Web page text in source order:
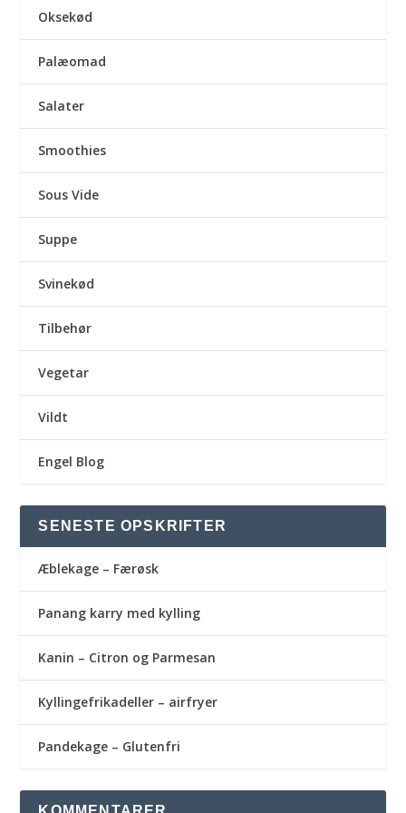
Oksekød
Palæomad
Salater
Smoothies
Sous Vide
Suppe
Svinekød
Tilbehør
Vegetar
Vildt
Engel Blog
SENESTE OPSKRIFTER
Æblekage – Færøsk
Panang karry med kylling
Kanin – Citron og Parmesan
Kyllingefrikadeller – airfryer
Pandekage – Glutenfri